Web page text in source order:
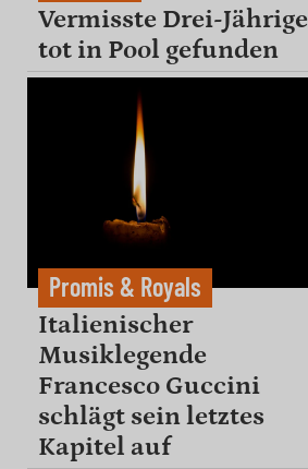
Vermisste Drei-Jährige
tot in Pool gefunden
Promis & Royals
Italienischer
Musiklegende
Francesco Guccini
schlägt sein letztes
Kapitel auf